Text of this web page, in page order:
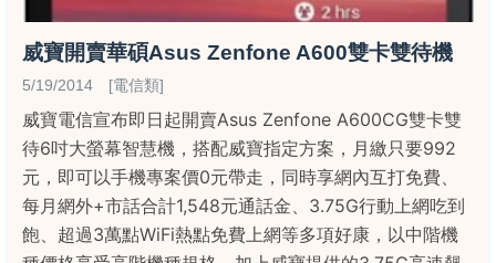
威寶開賣華碩Asus Zenfone A600雙卡雙待機
5/19/2014 [電信類]
威寶電信宣布即日起開賣Asus Zenfone A600CG雙卡雙
待6吋大螢幕智慧機，搭配威寶指定方案，月繳只要992
元，即可以手機專案價0元帶走，同時享網內互打免費、
每月網外+市話合計1,548元通話金、3.75G行動上網吃到
飽、超過3萬點WiFi熱點免費上網等多項好康，以中階機